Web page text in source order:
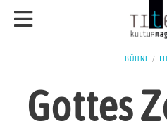
BÜHNE /
Gottes